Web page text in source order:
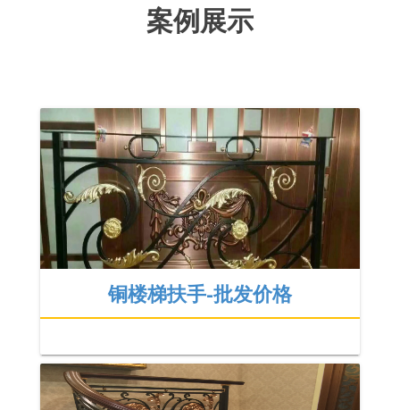
案例展示
铜楼梯扶手-批发价格